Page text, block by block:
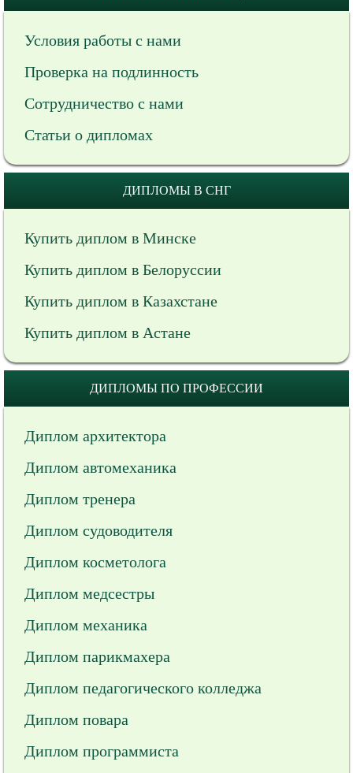
Условия работы с нами
Проверка на подлинность
Сотрудничество с нами
Статьи о дипломах
ДИПЛОМЫ В СНГ
Купить диплом в Минске
Купить диплом в Белоруссии
Купить диплом в Казахстане
Купить диплом в Астане
ДИПЛОМЫ ПО ПРОФЕССИИ
Диплом архитектора
Диплом автомеханика
Диплом тренера
Диплом судоводителя
Диплом косметолога
Диплом медсестры
Диплом механика
Диплом парикмахера
Диплом педагогического колледжа
Диплом повара
Диплом программиста